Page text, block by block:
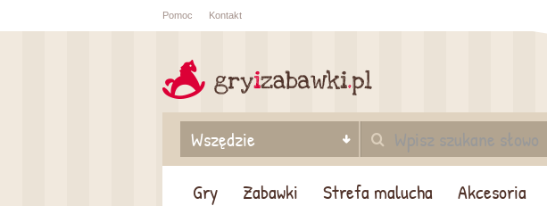
Sprawdź status
Pomoc Kontakt
Gry
Zabawki Strefa malucha Akcesoria